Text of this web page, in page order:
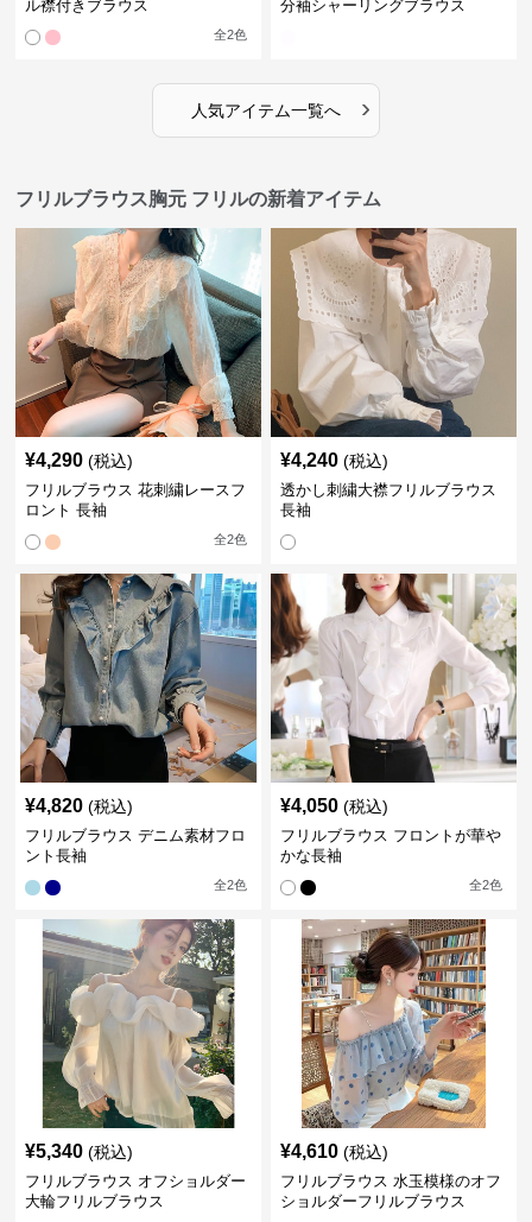
ル襟付きブラウス
全2色
分袖シャーリングブラウス
人気アイテム一覧へ ›
フリルブラウス胸元 フリルの新着アイテム
¥4,290 (税込)
フリルブラウス 花刺繍レースフ
ロント 長袖
全2色
¥4,240 (税込)
透かし刺繍大襟フリルブラウス
長袖
¥4,820 (税込)
フリルブラウス デニム素材フロ
ント長袖
全2色
¥4,050 (税込)
フリルブラウス フロントが華や
かな長袖
全2色
¥5,340 (税込)
フリルブラウス オフショルダー
大輪フリルブラウス
¥4,610 (税込)
フリルブラウス 水玉模様のオフ
ショルダーフリルブラウス